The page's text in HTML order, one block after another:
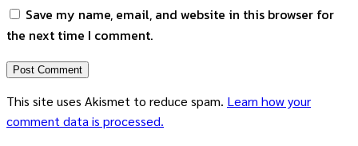
Save my name, email, and website in this browser for
the next time I comment.
This site uses Akismet to reduce spam. Learn how your
comment data is processed.